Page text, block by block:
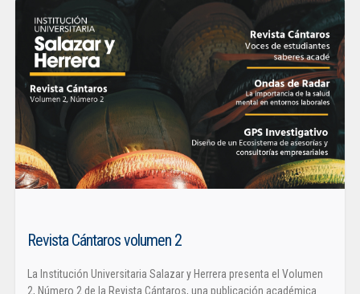
Revista Cántaros volumen 2
La Institución Universitaria Salazar y Herrera presenta el Volumen
2, Número 2 de la Revista Cántaros, una publicación académica